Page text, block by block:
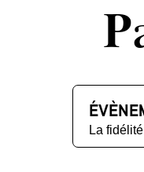
La fidélité